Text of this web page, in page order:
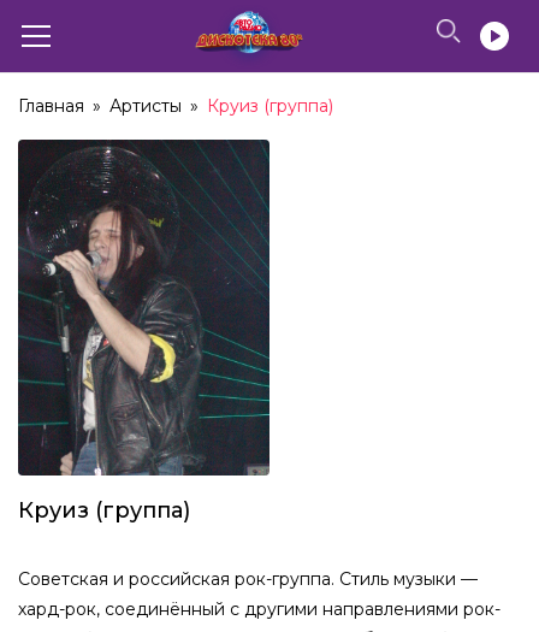
Главная » Артисты » Круиз (группа)
Круиз (группа)
Советская и российская рок-группа. Стиль музыки —
хард-рок, соединённый с другими направлениями рок-